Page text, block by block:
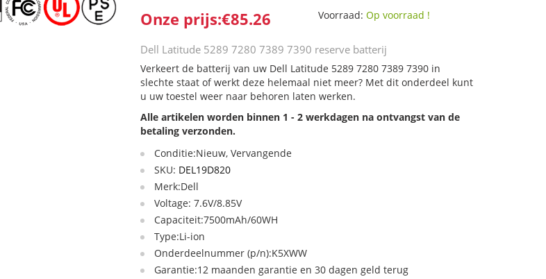
Onze prijs:€85.26 Voorraad:Op voorraad !
Dell Latitude 5289 7280 7389 7390 reserve batterij
Verkeert de batterij van uw Dell Latitude 5289 7280 7389 7390 in
slechte staat of werkt deze helemaal niet meer? Met dit onderdeel kunt
u uw toestel weer naar behoren laten werken.
Alle artikelen worden binnen 1 - 2 werkdagen na ontvangst van de
betaling verzonden.
Conditie:Nieuw, Vervangende
SKU: DEL19D820
Merk:Dell
Voltage: 7.6V/8.85V
Capaciteit:7500mAh/60WH
Type:Li-ion
Onderdeelnummer (p/n):K5XWW
Garantie:12 maanden garantie en 30 dagen geld terug